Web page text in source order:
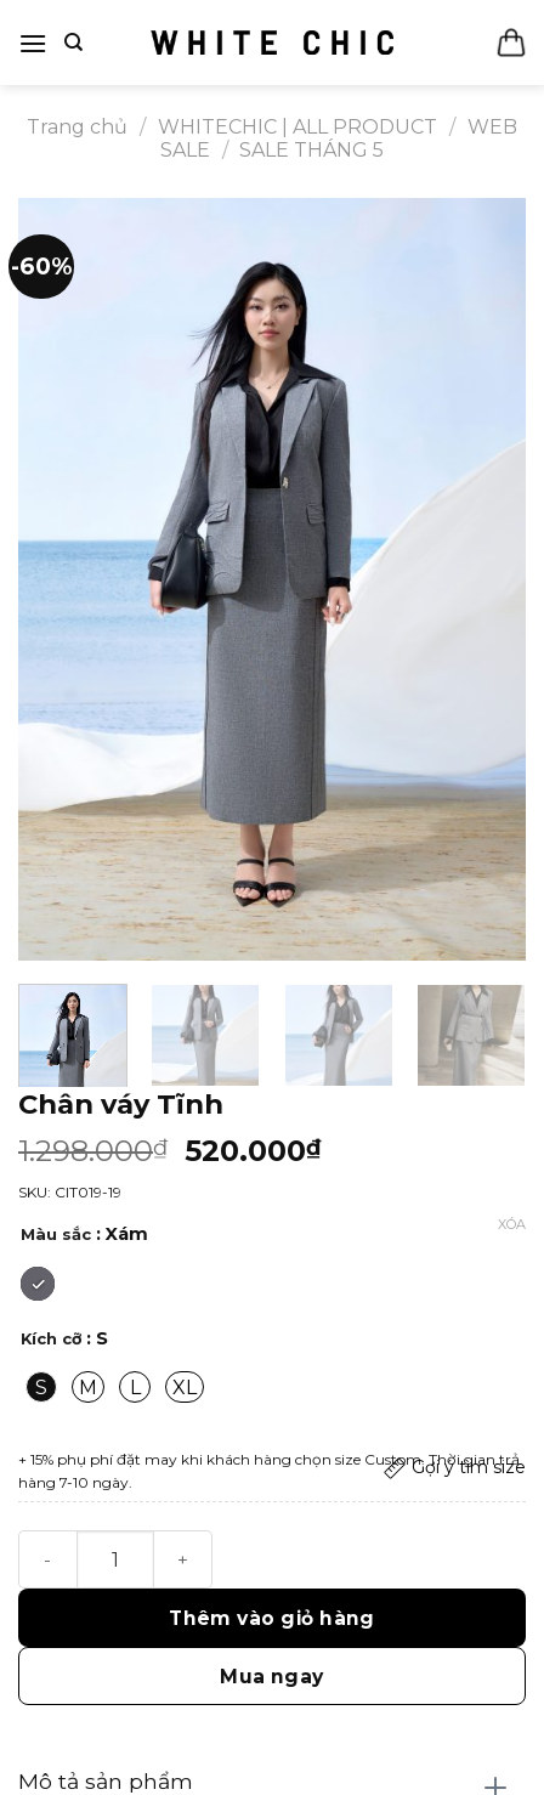
qua
Trang chủ
/ WHITECHIC | ALL PRODUCT / WEB
SALE / SALE THÁNG 5
-60%
Chân váy Tĩnh
1.298.000₫ 520.000₫
SKU: CIT019-19
Màu sắc : Xám
Kích cỡ : S
S M L XL
XÓA
+ 15% phụ phí đặt may khi khách hàng chọn size Custom. Thời gian trả
hàng 7-10 ngày.
Gợi ý tìm size
Thêm vào giỏ hàng
Mua ngay
Mô tả sản phẩm